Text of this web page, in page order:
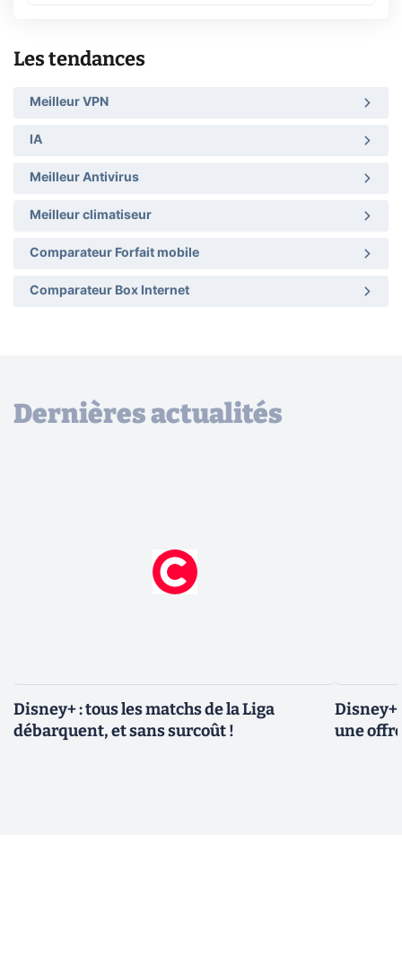
Les tendances
Meilleur VPN
IA
Meilleur Antivirus
Meilleur climatiseur
Comparateur Forfait mobile
Comparateur Box Internet
Dernières actualités
Disney+ : tous les matchs de la Liga
débarquent, et sans surcoût !
une